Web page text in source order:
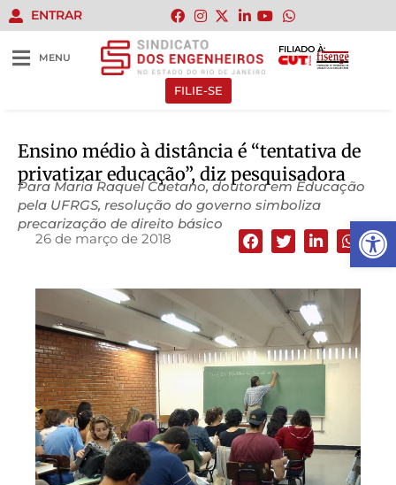
Abrir
ENTRAR
MENU
FILIADO À:
FILIE-SE
Ensino médio à distância é “tentativa de
privatizar educação”, diz pesquisadora
Para Maria Raquel Caetano, doutora em Educação
pela UFRGS, resolução do governo simboliza
precarização de direito básico
26 de março de 2018